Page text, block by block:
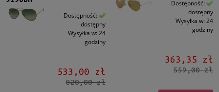
Dostępność:
dostępny
Wysyłka w: 24
godziny
533,00 zł
820,00 zł
Dostępność:
dostępny
Wysyłka w: 24
godziny
363,35 zł
559,00 zł